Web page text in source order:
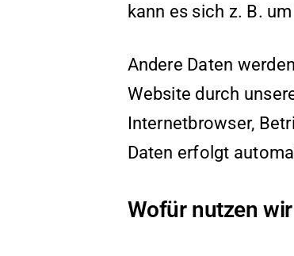
kann es sich z. B.
Andere Daten
Website durch
Internetbrowser,
Daten erfolgt
Wofür nutzen